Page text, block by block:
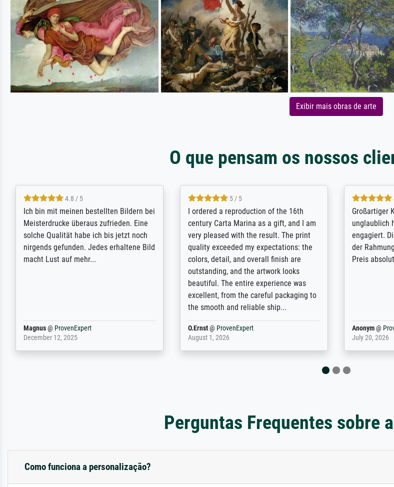
Exibir mais obras de arte
O que pensam os nossos
5 / 5
Rundum positive Erfahrung. Die
Ausführung des Auftrags hat eine Weile
gedauert, die angekündigte Lieferzeit
wurde aber letztlich sogar etwas
unterschritten. Die Qualität des Papiers
Dr.@ProvenExpert
February 3, 2026
5 / 5
The team at Meisterdrucke strives to
meet its clients demands, and provides
expert advice on how to obtain the best
results for the prints requested by the
client. The company has a vast
repertoire of prints to choose from, and
will provide excellent service also with
regards to prints which are not in that
repertoire. Highly recommended!
Anonym@ProvenExpert
April 22, 2026
support. -
excellent
from the
for high-
Anonym@
January 12,
Perguntas Frequentes sobre
Como funciona a personalização?